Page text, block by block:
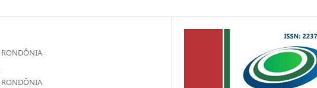
RONDÔNIA
RONDÔNIA